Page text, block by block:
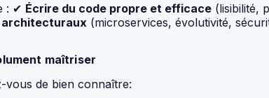
: ✔ Écrire du code propre et efficace (lisibilité,
architecturaux (microservices, évolutivité,
maîtriser
vous de bien connaître: